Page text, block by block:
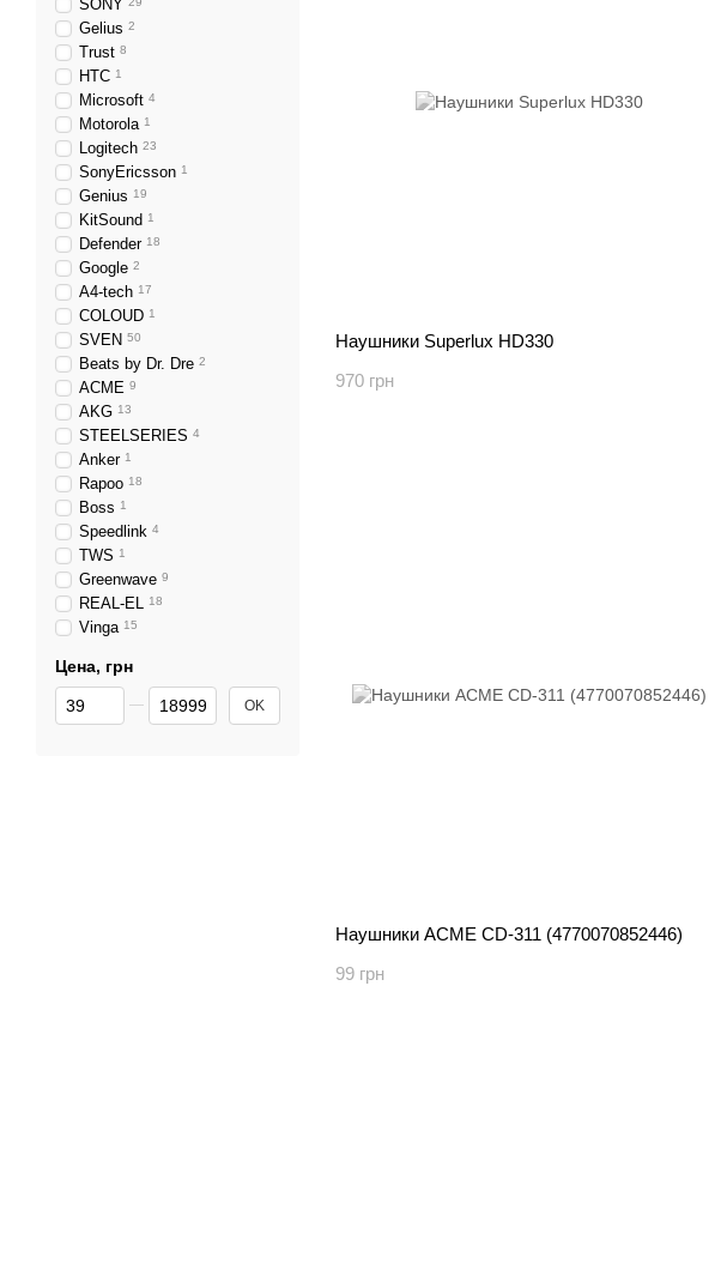
Наушники Superlux HD330
970 грн
Наушники ACME CD-311 (4770070852446)
99 грн
SONY
Gelius 2
Trust 8
HTC 1
Microsoft 4
Motorola 1
Logitech 23
SonyEricsson 1
Genius 19
KitSound 1
Defender 18
Google 2
A4-tech 17
COLOUD 1
SVEN 50
Beats by Dr. Dre 2
ACME 9
AKG 13
STEELSERIES 4
Anker 1
Rapoo 18
Boss 1
Speedlink 4
TWS 1
Greenwave 9
REAL-EL 18
Vinga 15
Цена, грн
От Цена, грн
До Цена, грн OK